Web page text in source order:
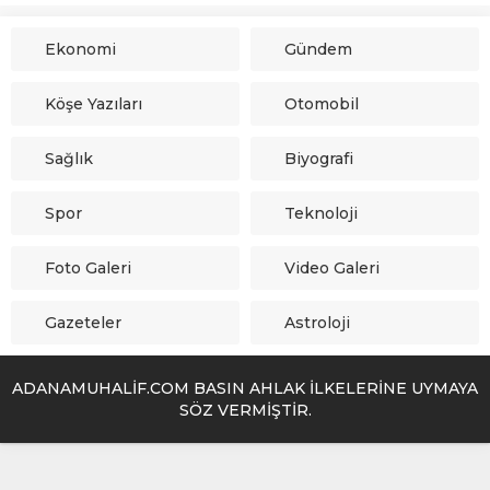
Ekonomi Gündem
Köşe Yazıları Otomobil
Sağlık Biyografi
Spor Teknoloji
Foto Galeri Video Galeri
Gazeteler Astroloji
ADANAMUHALİF.COM BASIN AHLAK İLKELERİNE UYMAYA
SÖZ VERMİŞTİR.